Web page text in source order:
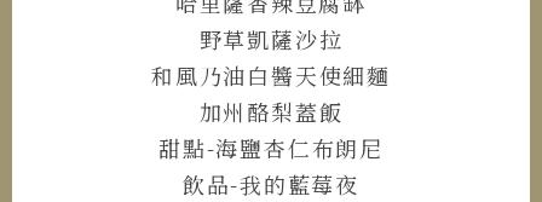
野草凱薩沙拉
和風乃油白醬天使細麵
加州酪梨蓋飯
甜點-海鹽杏仁布朗尼
飲品-我的藍莓夜